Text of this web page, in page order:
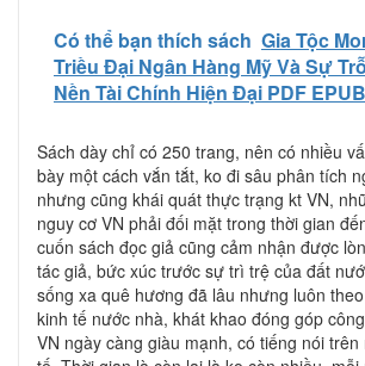
Có thể bạn thích sách Gia Tộc
Triều Đại Ngân Hàng Mỹ Và Sự
Nền Tài Chính Hiện Đại PDF EPUB
Sách dày chỉ có 250 trang, nên có nhiều
bày một cách vắn tắt, ko đi sâu phân tích
nhưng cũng khái quát thực trạng kt VN,
nguy cơ VN phải đối mặt trong thời gian
cuốn sách đọc giả cũng cảm nhận được
tác giả, bức xúc trước sự trì trệ của đất
sống xa quê hương đã lâu nhưng luôn
kinh tế nước nhà, khát khao đóng góp
VN ngày càng giàu mạnh, có tiếng nói